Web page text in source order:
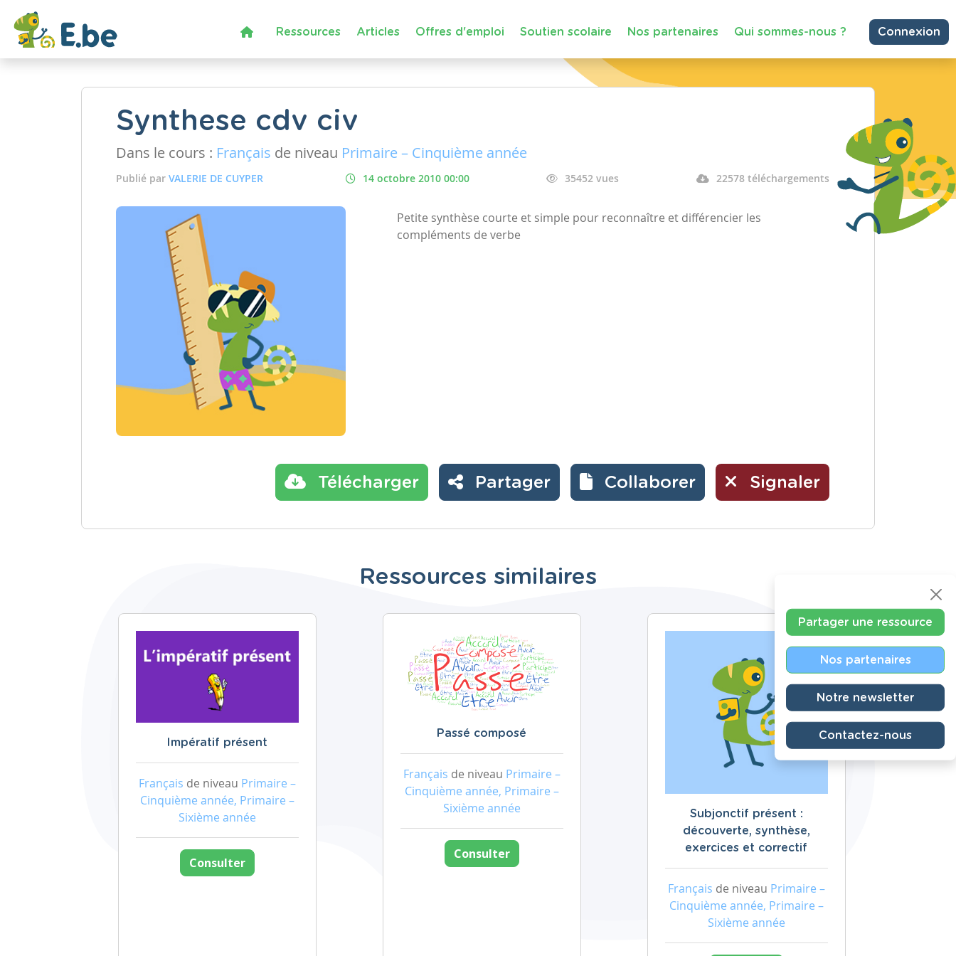
Ressources Articles Offres d'emploi Soutien scolaire Nos partenaires Qui sommes-nous ? Connexion
Synthese cdv civ
Dans le cours : Français de niveau Primaire – Cinquième année
Publié par VALERIE DE CUYPER 14 octobre 2010 00:00 35452 vues 22578 téléchargements
Petite synthèse courte et simple pour reconnaître et différencier les
compléments de verbe
Télécharger Partager Collaborer Signaler
Ressources similaires
Impératif présent
Français de niveau Primaire –
Cinquième année, Primaire –
Sixième année
Consulter
Passé composé
Français de niveau Primaire –
Cinquième année, Primaire –
Sixième année
Consulter
Subjonctif présent :
découverte, synthèse,
exercices et correctif
Français de niveau Primaire –
Cinquième année, Primaire –
Sixième année
Partager une ressource
Nos partenaires
Notre newsletter
Contactez-nous